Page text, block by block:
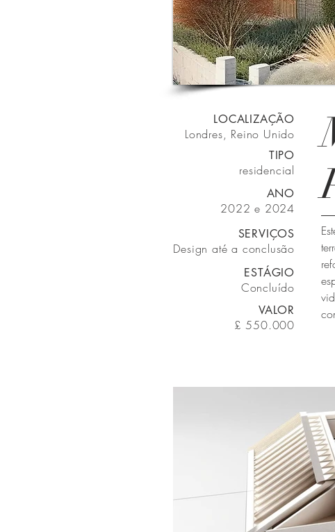
TIPO
residencial
ANO
2022 e 2024
SERVIÇOS
Design até a conclusão
ESTÁGIO
Concluído
VALOR
£ 550.000
LOCALIZAÇÃO
Londres, Reino Unido